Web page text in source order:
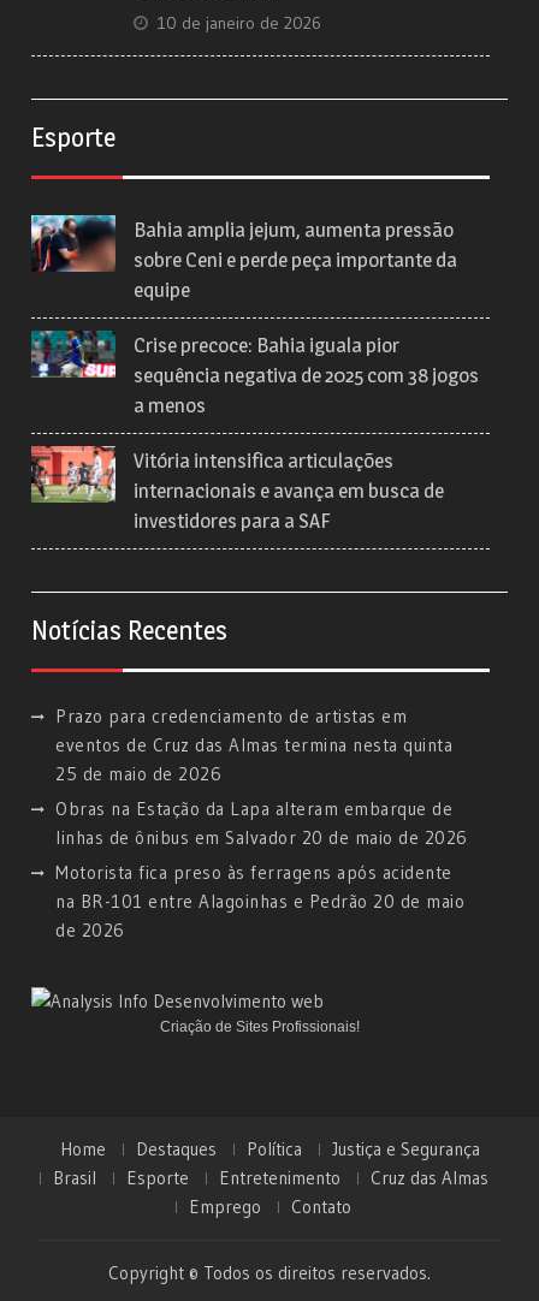
10 de janeiro de 2026
Esporte
Bahia amplia jejum, aumenta pressão
sobre Ceni e perde peça importante da
equipe
Crise precoce: Bahia iguala pior
sequência negativa de 2025 com 38 jogos
a menos
Vitória intensifica articulações
internacionais e avança em busca de
investidores para a SAF
Notícias Recentes
Prazo para credenciamento de artistas em
eventos de Cruz das Almas termina nesta quinta
25 de maio de 2026
Obras na Estação da Lapa alteram embarque de
linhas de ônibus em Salvador 20 de maio de 2026
Motorista fica preso às ferragens após acidente
na BR-101 entre Alagoinhas e Pedrão 20 de maio
de 2026
Criação de Sites Profissionais!
Home Destaques Política
Justiça e Segurança
Brasil
Esporte Entretenimento
Cruz das Almas
Emprego
Contato
Copyright © Todos os direitos reservados.